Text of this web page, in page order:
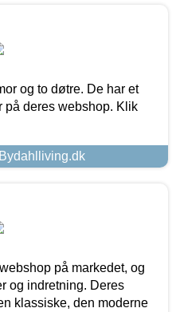
og to døtre. De har et
på deres webshop. Klik
på markedet, og
og indretning. Deres
klassiske, den moderne